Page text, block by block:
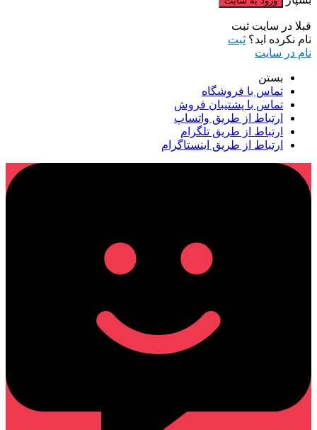
قبلا در سایت ثبت
نام نکرده اید؟ ثبت
نام در سایت
بستن
تماس با فروشگاه
تماس با پشتیبان فروش
ارتباط از طریق واتساپ
ارتباط از طریق تلگرام
ارتباط از طریق اینستاگرام